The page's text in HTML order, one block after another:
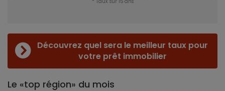
Découvrez quel sera le meilleur taux pour
votre prêt immobilier
Le «top région» du mois